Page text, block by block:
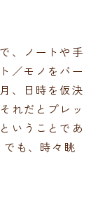
、ノートや手
／モノをバー
、日時を仮決
れだとプレッ
いうことであ
も、時々眺